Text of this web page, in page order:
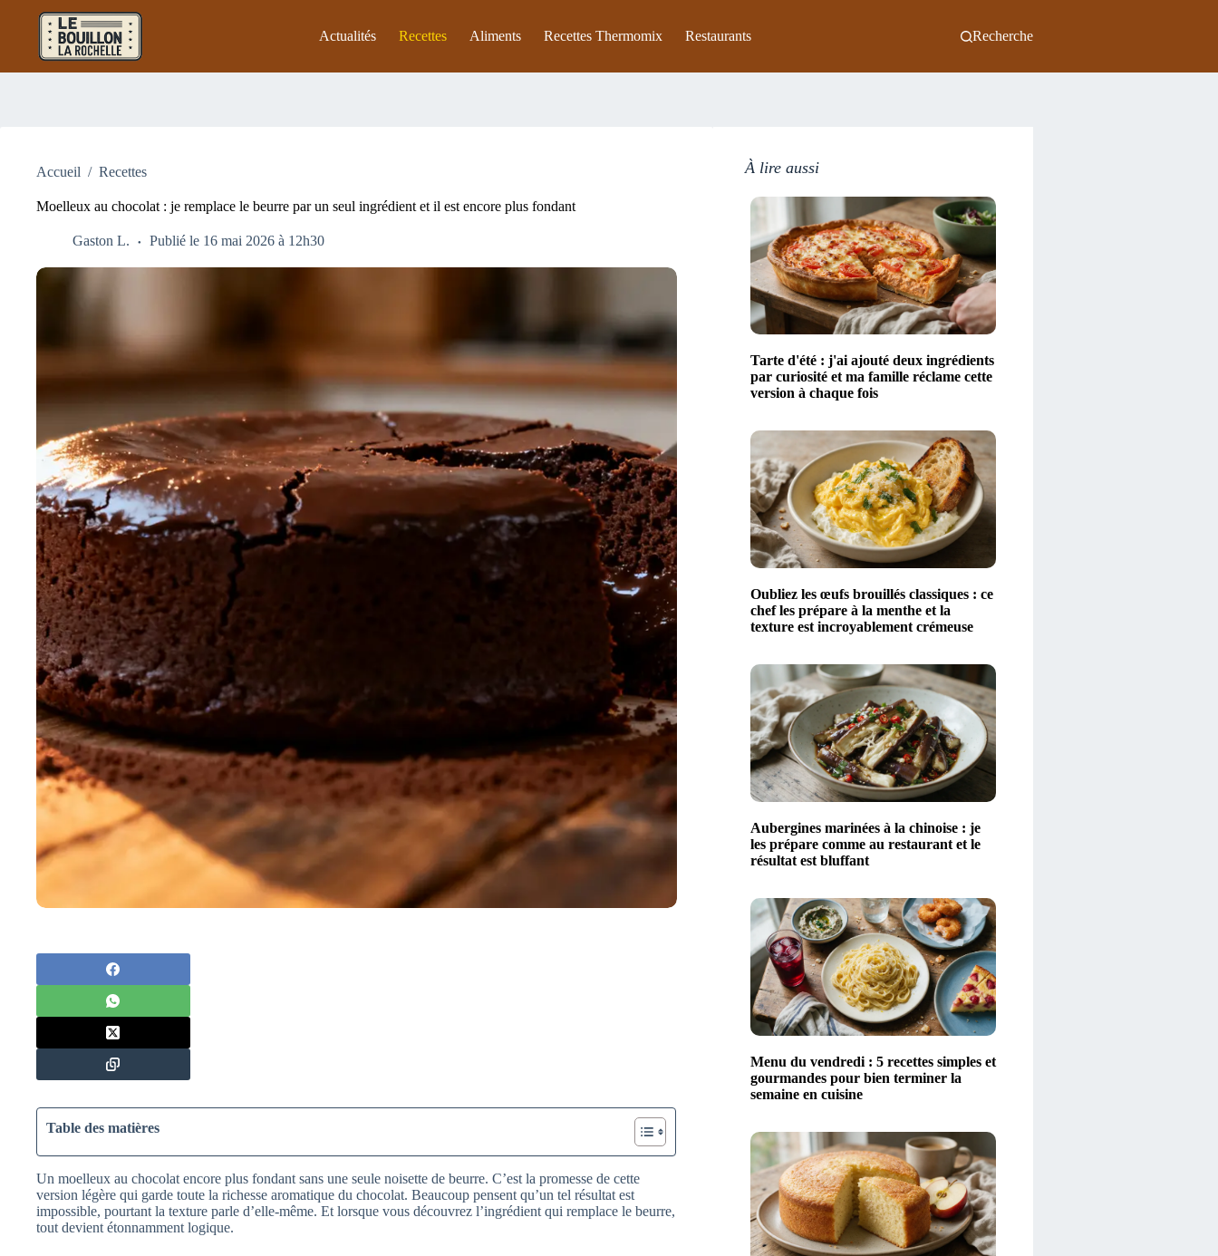
Actualités Recettes Aliments Recettes Thermomix Restaurants Recherche
Accueil / Recettes
Moelleux au chocolat : je remplace le beurre par un seul ingrédient et il est encore plus fondant
Gaston L. Publié le 16 mai 2026 à 12h30
Table des matières
Un moelleux au chocolat encore plus fondant sans une seule noisette de beurre. C’est la promesse de cette
version légère qui garde toute la richesse aromatique du chocolat. Beaucoup pensent qu’un tel résultat est
impossible, pourtant la texture parle d’elle‑même. Et lorsque vous découvrez l’ingrédient qui remplace le beurre,
tout devient étonnamment logique.
À lire aussi
Tarte d'été : j'ai ajouté deux ingrédients
par curiosité et ma famille réclame cette
version à chaque fois
Oubliez les œufs brouillés classiques : ce
chef les prépare à la menthe et la
texture est incroyablement crémeuse
Aubergines marinées à la chinoise : je
les prépare comme au restaurant et le
résultat est bluffant
Menu du vendredi : 5 recettes simples et
gourmandes pour bien terminer la
semaine en cuisine